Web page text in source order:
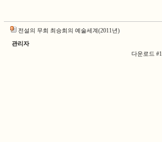
전설의 무희 최승희의 예술세계(2011년)
관리자
다운로드 #1